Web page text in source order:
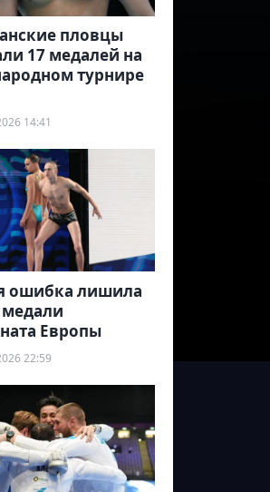
пловцы
17 медалей на
турнире
14:41
ошибка лишила
Европы
22:59